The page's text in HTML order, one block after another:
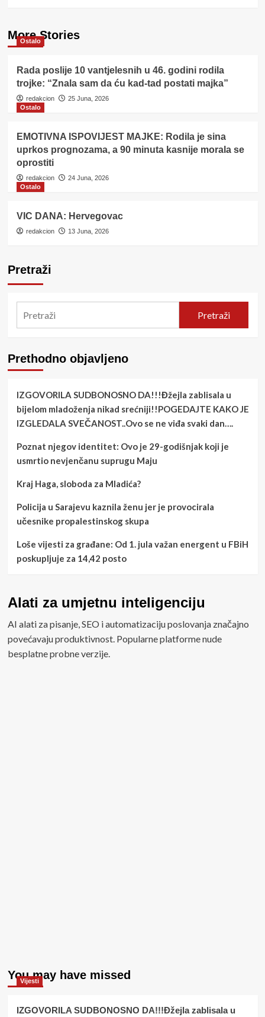
More Stories
Ostalo
Rada poslije 10 vantjelesnih u 46. godini rodila
trojke: “Znala sam da ću kad-tad postati majka”
redakcion
25 Juna, 2026
Ostalo
EMOTIVNA ISPOVIJEST MAJKE: Rodila je sina
uprkos prognozama, a 90 minuta kasnije morala se
oprostiti
redakcion
24 Juna, 2026
Ostalo
VIC DANA: Hervegovac
redakcion 13 Juna, 2026
Pretraži
Pretraži
Prethodno objavljeno
IZGOVORILA SUDBONOSNO DA!!!Đžejla zablisala u
bijelom mladoženja nikad srećniji!!POGEDAJTE KAKO JE
IZGLEDALA SVEČANOST..Ovo se ne viđa svaki dan….
Poznat njegov identitet: Ovo je 29-godišnjak koji je
usmrtio nevjenčanu suprugu Maju
Kraj Haga, sloboda za Mladića?
Policija u Sarajevu kaznila ženu jer je provocirala
učesnike propalestinskog skupa
Loše vijesti za građane: Od 1. jula važan energent u FBiH
poskupljuje za 14,42 posto
Alati za umjetnu inteligenciju
AI alati za pisanje, SEO i automatizaciju poslovanja značajno
povećavaju produktivnost. Popularne platforme nude
besplatne probne verzije.
You may have missed
Vijesti
IZGOVORILA SUDBONOSNO DA!!!Đžejla zablisala u